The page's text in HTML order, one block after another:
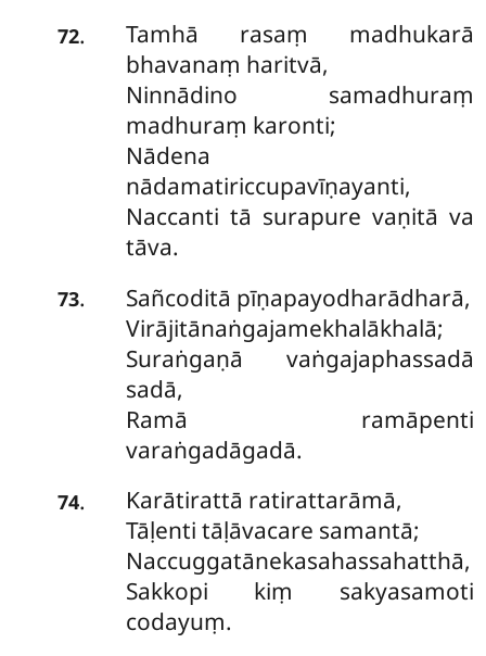
72.
Tamhā rasaṃ madhukarā
bhavanaṃ haritvā,
Ninnādino samadhuraṃ
madhuraṃ karonti;
Nādena
nādamatiriccupavīṇayanti,
Naccanti tā surapure vaṇitā va
tāva.
73.
Sañcoditā pīṇapayodharādharā,
Virājitānaṅgajamekhalākhalā;
Suraṅgaṇā vaṅgajaphassadā
sadā,
Ramā ramāpenti
varaṅgadāgadā.
74.
Karātirattā ratirattarāmā,
Tāḷenti tāḷāvacare samantā;
Naccuggatānekasahassahatthā,
Sakkopi kiṃ sakyasamoti
codayuṃ.